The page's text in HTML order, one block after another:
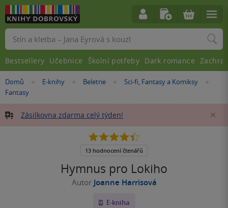
Nacházíte
se
Domů »
E-knihy »
Beletrie »
Sci-fi, Fantasy a Komiksy
Fantasy
Zásilkovna zdarma celý týden!
Hymnus pro Lokiho
Autor Joanne Harrisová
E-kniha
4.4
5
13 hodnocení čtenářů
Vyhledávání
Bestsellery Učebnice Školní potřeby Dark romance